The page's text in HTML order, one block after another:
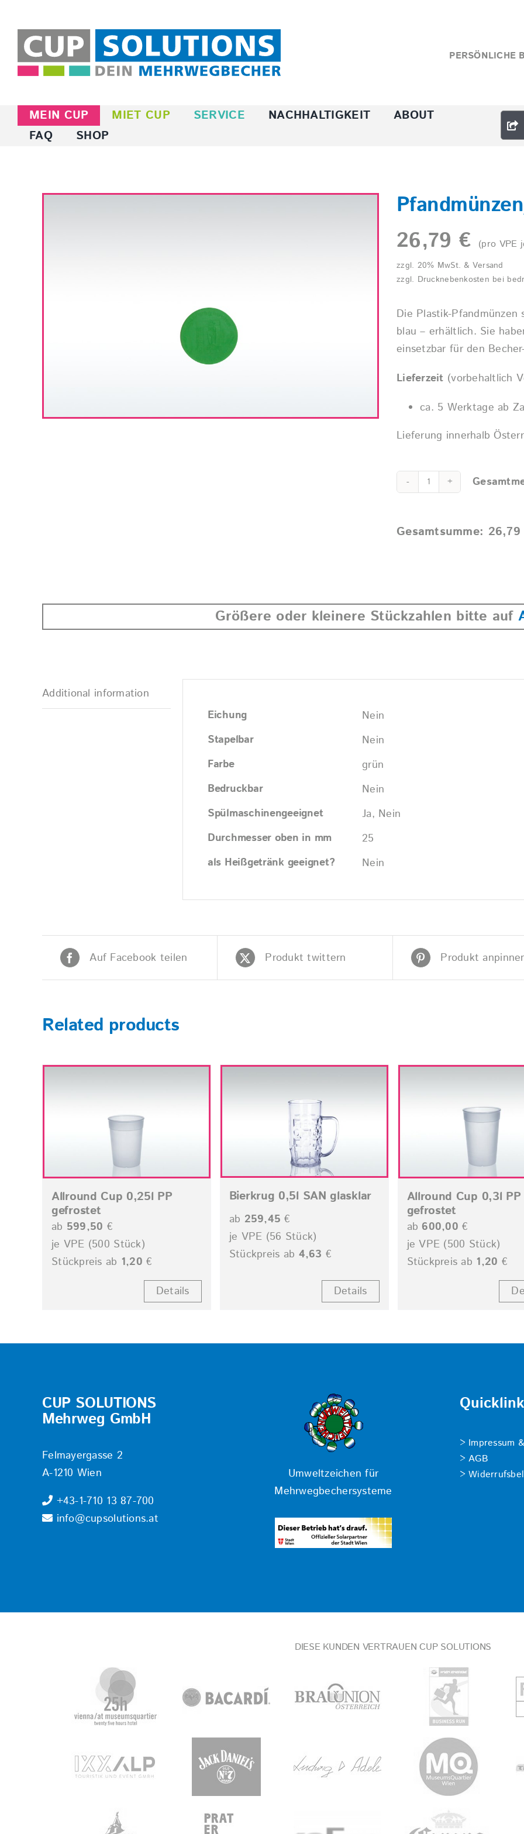
Inhalt
springen
PERSÖNLICHE
MEIN CUP MIET CUP SERVICE NACHHALTIGKEIT
ABOUT
FAQ
SHOP
26,79 € (pro VPE
zzgl. 20% MwSt. & Versand
zzgl. Drucknebenkosten bei
Die Plastik-
blau – erhältlich. Sie
einsetzbar für den
Lieferzeit (vorbehaltlich
ca. 5 Werktage ab
Lieferung innerhalb
Gesamtsumme:
Pfandmünzen/
jetons
Größere oder kleinere Stückzahlen bitte auf
Additional information
Eichung
Nein
Stapelbar
Nein
Farbe
grün
Bedruckbar
Nein
Spülmaschinengeeignet
Ja, Nein
Durchmesser oben in mm
25
als Heißgetränk geeignet?
Nein
Auf Facebook teilen Produkt twittern Produkt
Related products
Allround Cup 0,25l PP
gefrostet
ab 599,50 €
je VPE (500 Stück)
Stückpreis ab 1,20 €
Details
Bierkrug 0,5l SAN glasklar
ab 259,45 €
je VPE (56 Stück)
Stückpreis ab 4,63 €
Details
Allround Cup 0,3l PP
gefrostet
ab 600,00 €
je VPE (500 Stück)
Stückpreis ab 1,20 €
CUP SOLUTIONS
Mehrweg GmbH
Felmayergasse 2
A-1210 Wien
+43-1-710 13 87-700
info@cupsolutions.at
Umweltzeichen für
Mehrwegbechersysteme
Impressum
AGB
DIESE KUNDEN VERTRAUEN CUP SOLUTIONS